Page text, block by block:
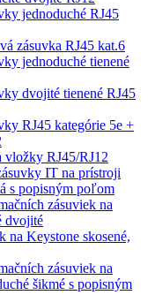
jednoduché RJ45
zásuvka RJ45 kat.6
jednoduché tienené
dvojité tienené RJ45
RJ45 kategórie 5e +
vložky RJ45/RJ12
IT na prístroji
s popisným poľom
zásuviek na
dvojité
na Keystone skosené,
zásuviek na
šikmé s popisným